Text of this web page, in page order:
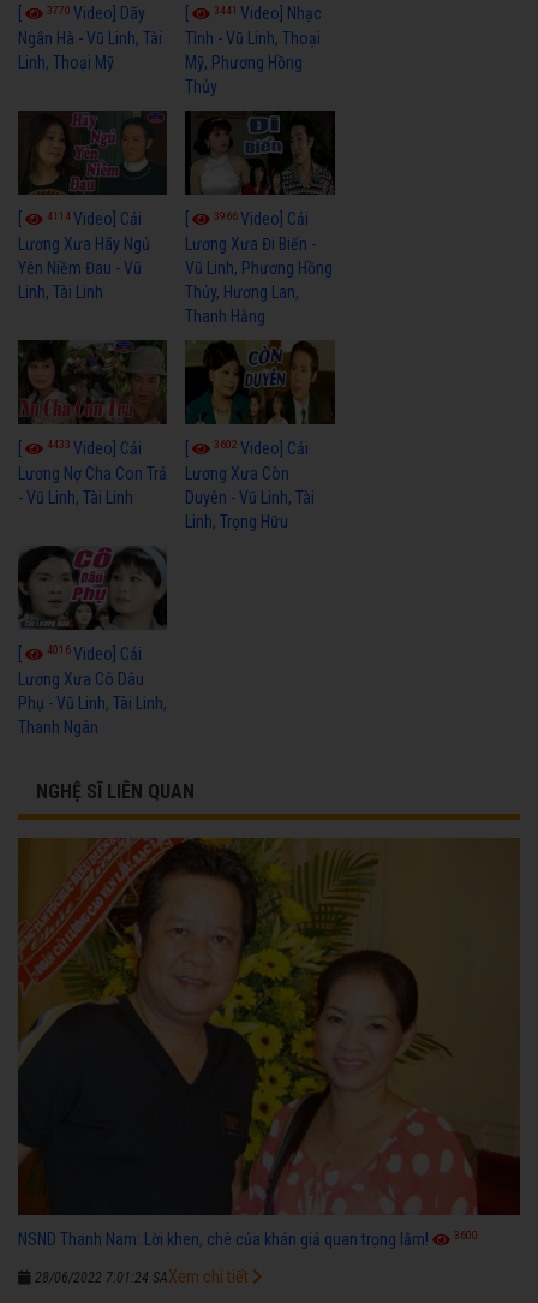
3770 Video] Dãy
Ngân Hà - Vũ Linh, Tài
Linh, Thoại Mỹ
3441Video] Nhạc
Tình - Vũ Linh, Thoại
Mỹ, Phương Hồng
Thủy
4114Video] Cải
Lương Xưa Hãy Ngủ
Yên Niềm Đau - Vũ
Linh, Tài Linh
3966Video] Cải
Lương Xưa Đi Biển -
Vũ Linh, Phương Hồng
Thủy, Hương Lan,
Thanh Hằng
4433 Video] Cải
Lương Nợ Cha Con Trả
- Vũ Linh, Tài Linh
3602Video] Cải
Lương Xưa Còn
Duyên - Vũ Linh, Tài
Linh, Trọng Hữu
4016Video] Cải
Lương Xưa Cô Dâu
Phụ - Vũ Linh, Tài Linh,
Thanh Ngân
NGHỆ SĨ LIÊN QUAN
NSND Thanh Nam: Lời khen, chê của khán giả quan trọng lắm! 3600
28/06/2022 7:01:24 SAXem chi tiết